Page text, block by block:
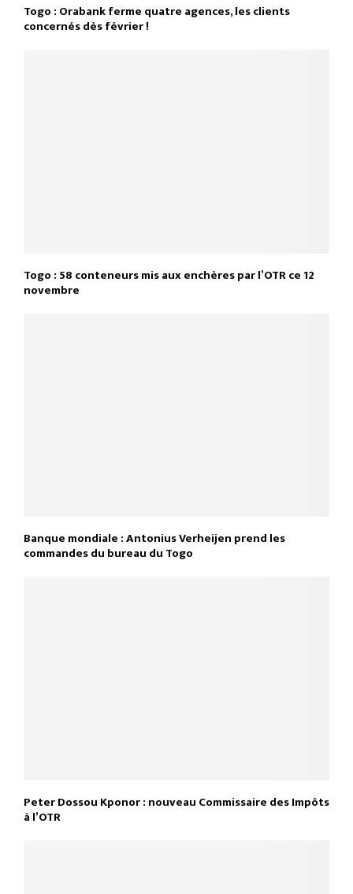
Togo : Orabank ferme quatre agences, les clients
concernés dès février !
Togo : 58 conteneurs mis aux enchères par l’OTR ce 12
novembre
Banque mondiale : Antonius Verheijen prend les
commandes du bureau du Togo
Peter Dossou Kponor : nouveau Commissaire des Impôts
à l’OTR